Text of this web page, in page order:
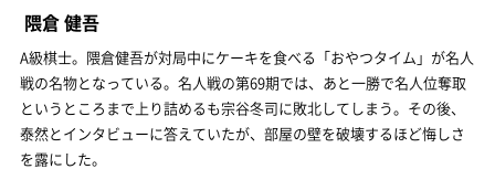
隈倉 健吾
A級棋士。隈倉健吾が対局中にケーキを食べる「おやつタイム」が名人
戦の名物となっている。名人戦の第69期では、あと一勝で名人位奪取
というところまで上り詰めるも宗谷冬司に敗北してしまう。その後、
泰然とインタビューに答えていたが、部屋の壁を破壊するほど悔しさ
を露にした。